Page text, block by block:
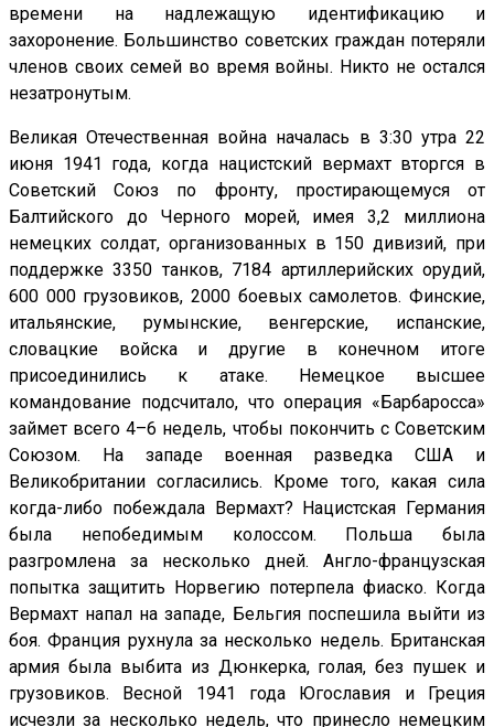
времени на надлежащую идентификацию и
захоронение. Большинство советских граждан потеряли
членов своих семей во время войны. Никто не остался
незатронутым.
Великая Отечественная война началась в 3:30 утра 22
июня 1941 года, когда нацистский вермахт вторгся в
Советский Союз по фронту, простирающемуся от
Балтийского до Черного морей, имея 3,2 миллиона
немецких солдат, организованных в 150 дивизий, при
поддержке 3350 танков, 7184 артиллерийских орудий,
600 000 грузовиков, 2000 боевых самолетов. Финские,
итальянские, румынские, венгерские, испанские,
словацкие войска и другие в конечном итоге
присоединились к атаке. Немецкое высшее
командование подсчитало, что операция «Барбаросса»
займет всего 4–6 недель, чтобы покончить с Советским
Союзом. На западе военная разведка США и
Великобритании согласились. Кроме того, какая сила
когда-либо побеждала Вермахт? Нацистская Германия
была непобедимым колоссом. Польша была
разгромлена за несколько дней. Англо-французская
попытка защитить Норвегию потерпела фиаско. Когда
Вермахт напал на западе, Бельгия поспешила выйти из
боя. Франция рухнула за несколько недель. Британская
армия была выбита из Дюнкерка, голая, без пушек и
грузовиков. Весной 1941 года Югославия и Греция
исчезли за несколько недель, что принесло немецким